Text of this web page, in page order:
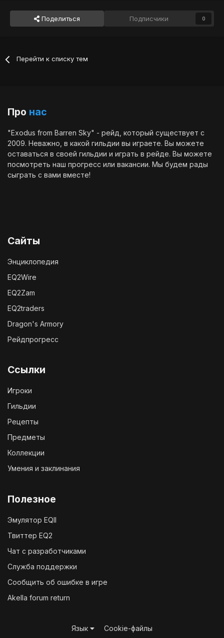
Поделиться Подписчики 0
Перейти к списку тем
Про нас
"Exodus from Barren Sky" - рейд, который существует с
2009. Неважно, в какой гильдии вы играете. Вы можете
оставаться в своей гильдии и играть в рейде. Вы можете
посмотреть наш прогресс или вакансии. Мы будем рады
сыграть с вами вместе!
Сайты
Энциклопедия
EQ2Wire
EQ2Zam
EQ2traders
Dragon's Armory
Рейдпрогресс
Ссылки
Игроки
Гильдии
Рецепты
Предметы
Коллекции
Умения и заклинания
Полезное
Эмулятор EQII
Твиттер EQ2
Чат с разработчиками
Служба поддержки
Сообщить об ошибке в игре
Akella forum return
Язык Cookie-файлы